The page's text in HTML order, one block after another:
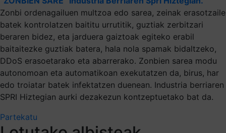
Zonbi ordenagailuen multzoa edo sarea, zeinak erasotzaile
batek kontrolatzen baititu urrutitik, guztiak zerbitzari
beraren bidez, eta jarduera gaiztoak egiteko erabil
baitaitezke guztiak batera, hala nola spamak bidaltzeko,
DDoS erasoetarako eta abarrerako. Zonbien sarea modu
autonomoan eta automatikoan exekutatzen da, birus, har
edo troiatar batek infektatzen duenean. Industria berriaren
SPRI Hiztegian aurki dezakezun kontzeptuetako bat da.
Partekatu